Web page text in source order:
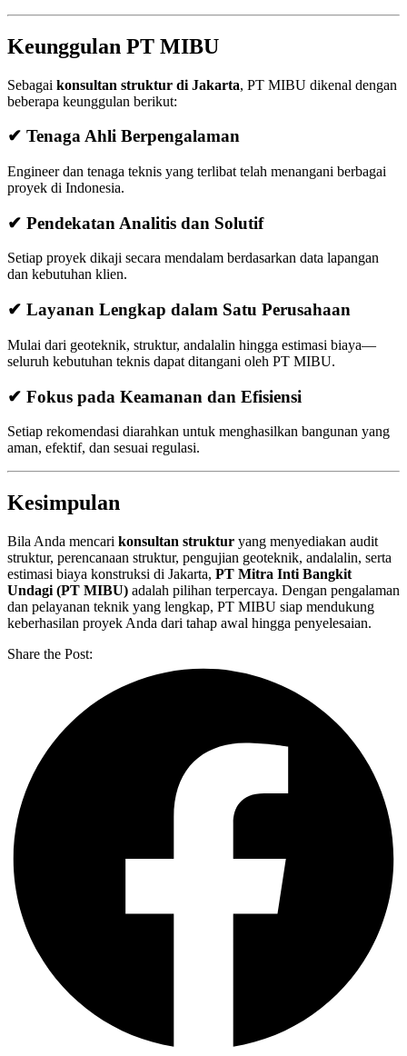
Keunggulan PT MIBU
Sebagai konsultan struktur di Jakarta, PT MIBU dikenal dengan
beberapa keunggulan berikut:
✔ Tenaga Ahli Berpengalaman
Engineer dan tenaga teknis yang terlibat telah menangani berbagai
proyek di Indonesia.
✔ Pendekatan Analitis dan Solutif
Setiap proyek dikaji secara mendalam berdasarkan data lapangan
dan kebutuhan klien.
✔ Layanan Lengkap dalam Satu Perusahaan
Mulai dari geoteknik, struktur, andalalin hingga estimasi biaya—
seluruh kebutuhan teknis dapat ditangani oleh PT MIBU.
✔ Fokus pada Keamanan dan Efisiensi
Setiap rekomendasi diarahkan untuk menghasilkan bangunan yang
aman, efektif, dan sesuai regulasi.
Kesimpulan
Bila Anda mencari konsultan struktur yang menyediakan audit
struktur, perencanaan struktur, pengujian geoteknik, andalalin, serta
estimasi biaya konstruksi di Jakarta, PT Mitra Inti Bangkit
Undagi (PT MIBU) adalah pilihan terpercaya. Dengan pengalaman
dan pelayanan teknik yang lengkap, PT MIBU siap mendukung
keberhasilan proyek Anda dari tahap awal hingga penyelesaian.
Share the Post: